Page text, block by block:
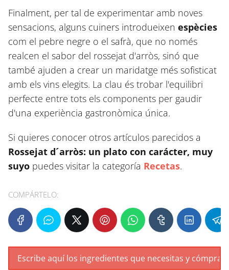
Finalment, per tal de experimentar amb noves
sensacions, alguns cuiners introdueixen espècies
com el pebre negre o el safrà, que no només
realcen el sabor del rossejat d'arròs, sinó que
també ajuden a crear un maridatge més sofisticat
amb els vins elegits. La clau és trobar l'equilibri
perfecte entre tots els components per gaudir
d'una experiència gastronòmica única.
Si quieres conocer otros artículos parecidos a
Rossejat d´arròs: un plato con carácter, muy
suyo puedes visitar la categoría Recetas.
COMPÁRTELO: